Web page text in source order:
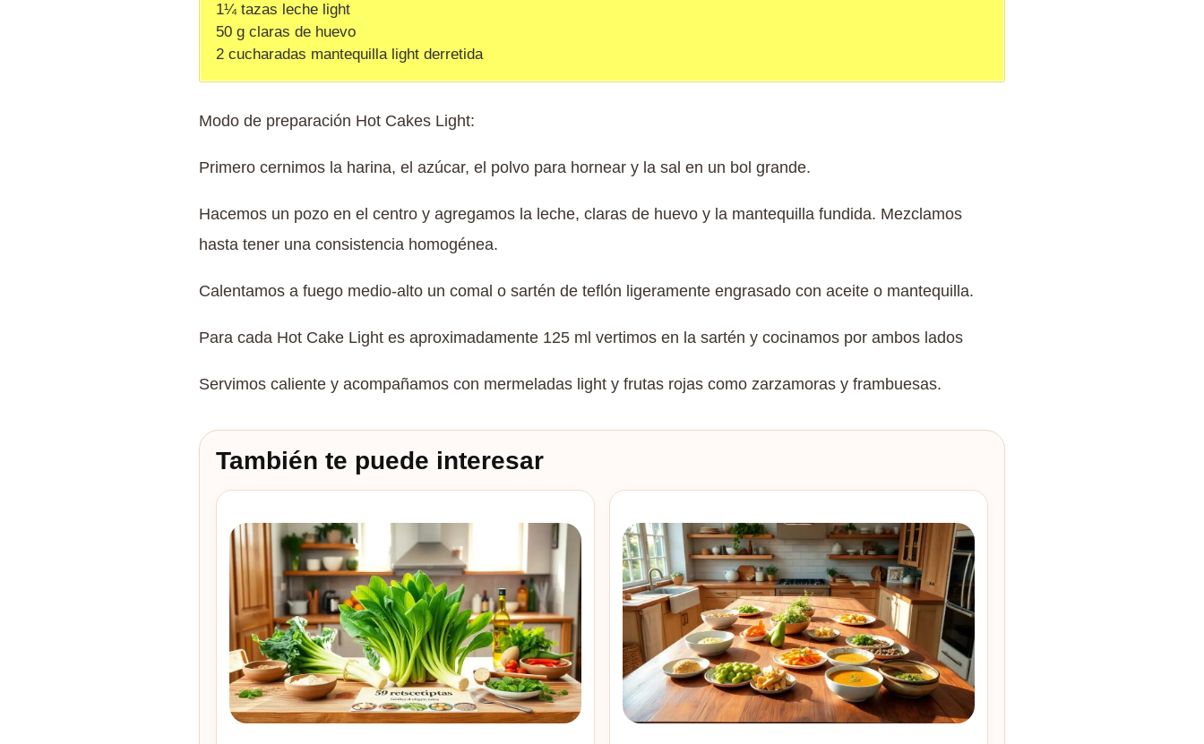
1¼ tazas leche light
50 g claras de huevo
2 cucharadas mantequilla light derretida
Modo de preparación Hot Cakes Light:
Primero cernimos la harina, el azúcar, el polvo para hornear y la sal en un bol grande.
Hacemos un pozo en el centro y agregamos la leche, claras de huevo y la mantequilla fundida. Mezclamos
hasta tener una consistencia homogénea.
Calentamos a fuego medio-alto un comal o sartén de teflón ligeramente engrasado con aceite o mantequilla.
Para cada Hot Cake Light es aproximadamente 125 ml vertimos en la sartén y cocinamos por ambos lados
Servimos caliente y acompañamos con mermeladas light y frutas rojas como zarzamoras y frambuesas.
También te puede interesar